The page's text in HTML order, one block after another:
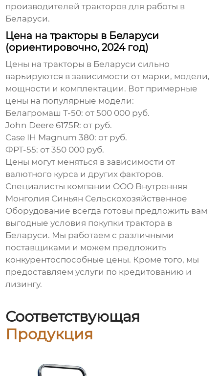
производителей тракторов для работы в
Беларуси.
Цена на тракторы в Беларуси
(ориентировочно, 2024 год)
Цены на тракторы в Беларуси сильно
варьируются в зависимости от марки, модели,
мощности и комплектации. Вот примерные
цены на популярные модели:
Белагромаш Т-50: от 500 000 руб.
John Deere 6175R: от руб.
Case IH Magnum 380: от руб.
ФРТ-55: от 350 000 руб.
Цены могут меняться в зависимости от
валютного курса и других факторов.
Специалисты компании ООО Внутренняя
Монголия Синьян Сельскохозяйственное
Оборудование всегда готовы предложить вам
выгодные условия покупки трактора в
Беларуси. Мы работаем с различными
поставщиками и можем предложить
конкурентоспособные цены. Кроме того, мы
предоставляем услуги по кредитованию и
лизингу.
Соответствующая
Продукция